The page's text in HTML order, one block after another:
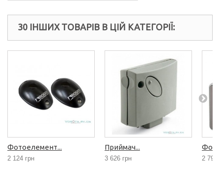
30 ІНШИХ ТОВАРІВ В ЦІЙ КАТЕГОРІЇ:
Фотоелемент...
2 124 грн
Приймач...
3 626 грн 2 797